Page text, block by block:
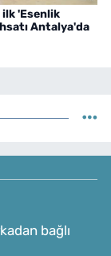
'Esenlik
Antalya'da
bağlı